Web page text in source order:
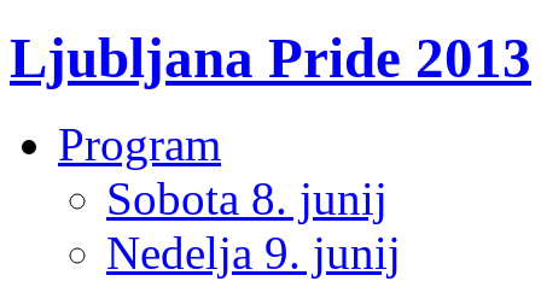
Ljubljana Pride 2013
Program
Sobota 8. junij
Nedelja 9. junij